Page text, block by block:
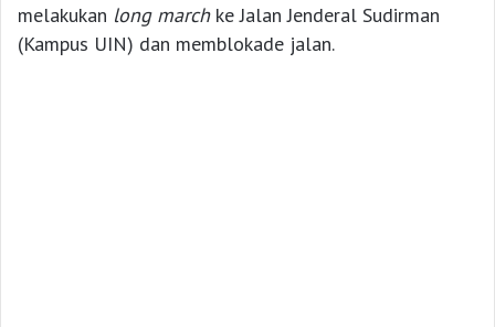
melakukan long marchke Jalan Jenderal Sudirman
(Kampus UIN) dan memblokade jalan.